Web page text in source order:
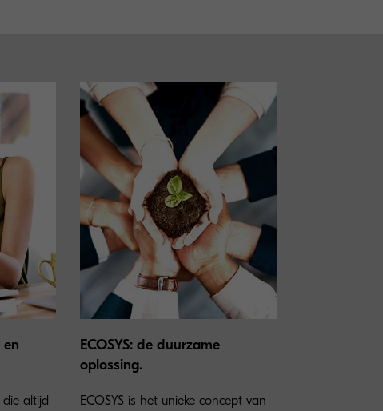
altijd
ECOSYS: de duurzame
oplossing.
ECOSYS is het unieke concept van